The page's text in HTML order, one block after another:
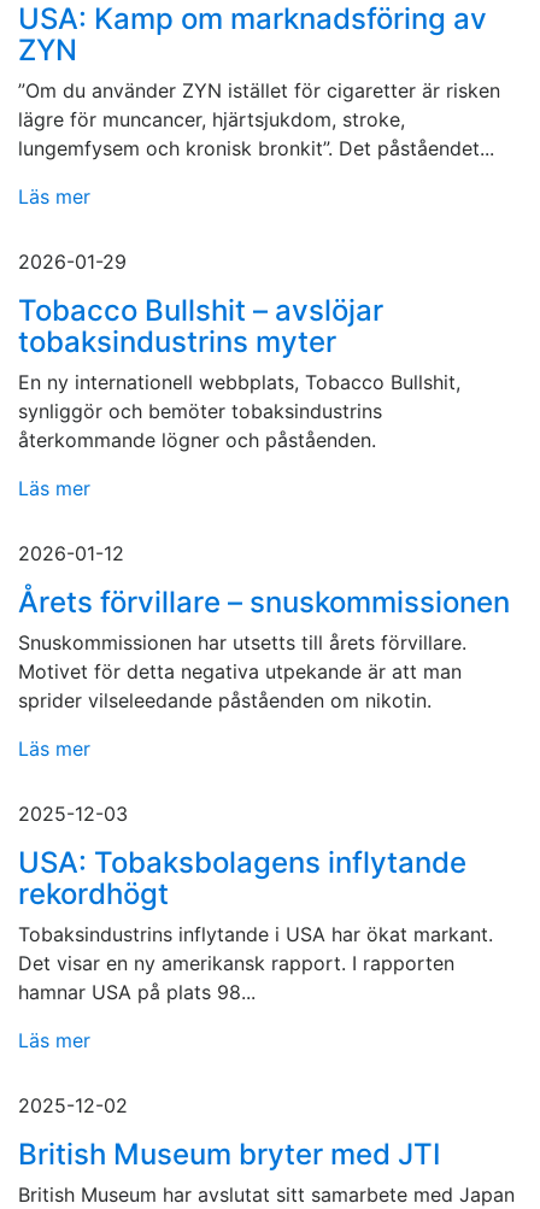
USA: Kamp om marknadsföring av
ZYN
”Om du använder ZYN istället för cigaretter är risken
lägre för muncancer, hjärtsjukdom, stroke,
lungemfysem och kronisk bronkit”. Det påståendet...
Läs mer
2026-01-29
Tobacco Bullshit – avslöjar
tobaksindustrins myter
En ny internationell webbplats, Tobacco Bullshit,
synliggör och bemöter tobaksindustrins
återkommande lögner och påståenden.
Läs mer
2026-01-12
Årets förvillare – snuskommissionen
Snuskommissionen har utsetts till årets förvillare.
Motivet för detta negativa utpekande är att man
sprider vilseleedande påståenden om nikotin.
Läs mer
2025-12-03
USA: Tobaksbolagens inflytande
rekordhögt
Tobaksindustrins inflytande i USA har ökat markant.
Det visar en ny amerikansk rapport. I rapporten
hamnar USA på plats 98...
Läs mer
2025-12-02
British Museum bryter med JTI
British Museum har avslutat sitt samarbete med Japan